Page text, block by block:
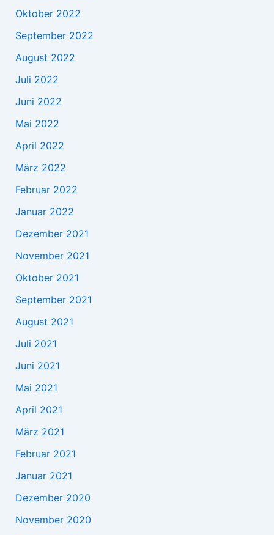
Oktober 2022
September 2022
August 2022
Juli 2022
Juni 2022
Mai 2022
April 2022
März 2022
Februar 2022
Januar 2022
Dezember 2021
November 2021
Oktober 2021
September 2021
August 2021
Juli 2021
Juni 2021
Mai 2021
April 2021
März 2021
Februar 2021
Januar 2021
Dezember 2020
November 2020